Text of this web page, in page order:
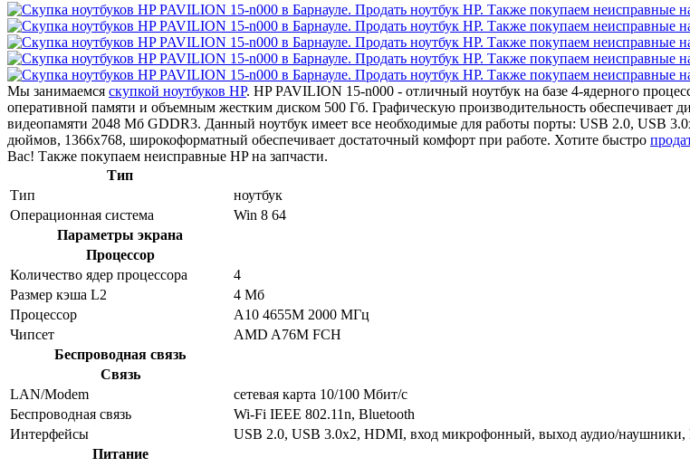
Мы занимаемся скупкой ноутбуков HP. HP PAVILION 15-n000 - отличный ноутбук на базе 4-ядерного
оперативной памяти и объемным жестким диском 500 Гб. Графическую производительность
видеопамяти 2048 Мб GDDR3. Данный ноутбук имеет все необходимые для работы порты: USB 2.0, USB
дюймов, 1366x768, широкоформатный обеспечивает достаточный комфорт при работе. Хотите быстро
Вас! Также покупаем неисправные HP на запчасти.
Тип
Тип
ноутбук
Операционная система
Win 8 64
Параметры экрана
Процессор
Количество ядер процессора
4
Размер кэша L2
4 Мб
Процессор
A10 4655M 2000 МГц
Чипсет
AMD A76M FCH
Беспроводная связь
Связь
LAN/Modem
сетевая карта 10/100 Мбит/c
Беспроводная связь
Wi-Fi IEEE 802.11n, Bluetooth
Интерфейсы
USB 2.0, USB 3.0x2, HDMI, вход микрофонный, выход аудио/
Питание